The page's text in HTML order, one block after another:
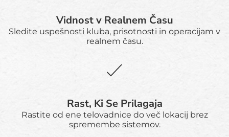
Vidnost v Realnem Času
Sledite uspešnosti kluba, prisotnosti in operacijam v
realnem času.
Rast, Ki Se Prilagaja
Rastite od ene telovadnice do več lokacij brez
spremembe sistemov.